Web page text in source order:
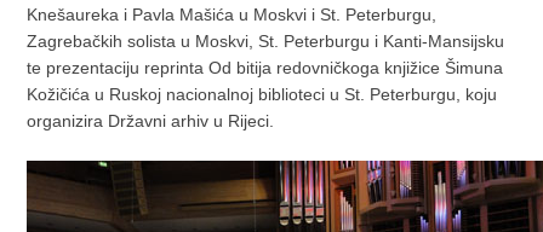
Knešaureka i Pavla Mašića u Moskvi i St. Peterburgu,
Zagrebačkih solista u Moskvi, St. Peterburgu i Kanti-Mansijsku
te prezentaciju reprinta Od bitija redovničkoga knjižice Šimuna
Kožičića u Ruskoj nacionalnoj biblioteci u St. Peterburgu, koju
organizira Državni arhiv u Rijeci.